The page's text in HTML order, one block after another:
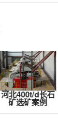
河北400t/d长石
矿选矿案例